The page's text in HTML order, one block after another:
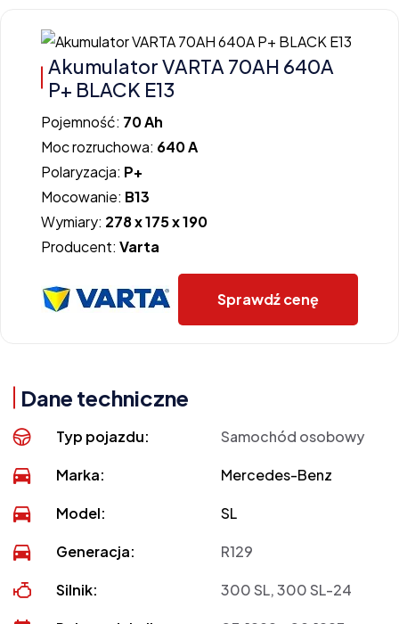
Akumulator VARTA 70AH 640A
P+ BLACK E13
Pojemność: 70 Ah
Moc rozruchowa: 640 A
Polaryzacja: P+
Mocowanie: B13
Wymiary: 278 x 175 x 190
Producent: Varta
Sprawdź cenę
Dane techniczne
Typ pojazdu: Samochód osobowy
Marka: Mercedes-Benz
Model: SL
Generacja: R129
Silnik: 300 SL, 300 SL-24